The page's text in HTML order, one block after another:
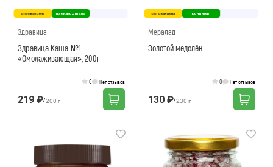
оптовая цена производитель
Здравица
Здравица Каша №1
«Омолаживающая», 200г
0 Нет отзывов
219 ₽/200 г
оптовая цена кондитер
Мералад
Золотой медолён
0 Нет отзывов
130 ₽/230 г